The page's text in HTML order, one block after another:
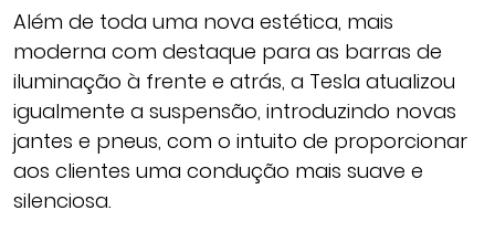
Além de toda uma nova estética, mais
moderna com destaque para as barras de
iluminação à frente e atrás, a Tesla atualizou
igualmente a suspensão, introduzindo novas
jantes e pneus, com o intuito de proporcionar
aos clientes uma condução mais suave e
silenciosa.